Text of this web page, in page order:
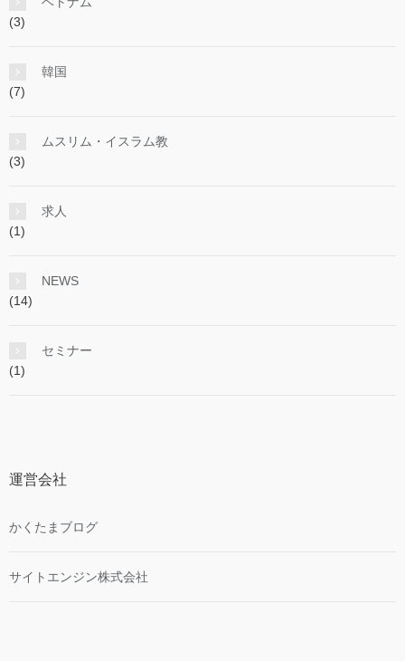
(3)
韓国
(7)
ムスリム・イスラム教
(3)
求人
(1)
NEWS
(14)
セミナー
(1)
運営会社
かくたまブログ
サイトエンジン株式会社